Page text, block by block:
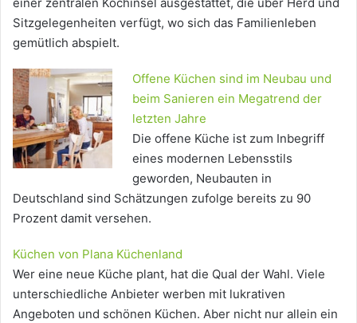
Sitzgelegenheiten verfügt, wo sich das Familienleben
gemütlich abspielt.
Offene Küchen sind im Neubau und
beim Sanieren ein Megatrend der
letzten Jahre
Die offene Küche ist zum Inbegriff
eines modernen Lebensstils
geworden, Neubauten in
Deutschland sind Schätzungen zufolge bereits zu 90
Prozent damit versehen.
Küchen von Plana Küchenland
Wer eine neue Küche plant, hat die Qual der Wahl. Viele
unterschiedliche Anbieter werben mit lukrativen
Angeboten und schönen Küchen. Aber nicht nur allein ein